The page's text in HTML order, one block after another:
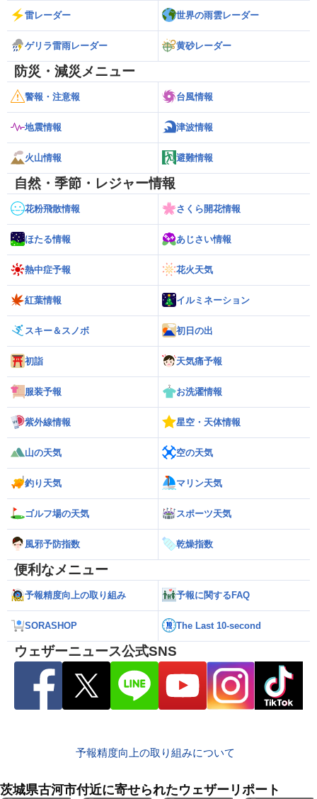
雷レーダー 世界の雨雲レーダー
ゲリラ雷雨レーダー 黄砂レーダー
防災・減災メニュー
警報・注意報 台風情報
地震情報 津波情報
火山情報 避難情報
自然・季節・レジャー情報
花粉飛散情報 さくら開花情報
ほたる情報 あじさい情報
熱中症予報 花火天気
紅葉情報 イルミネーション
スキー＆スノボ 初日の出
初詣 天気痛予報
服装予報 お洗濯情報
紫外線情報 星空・天体情報
山の天気 空の天気
釣り天気 マリン天気
ゴルフ場の天気 スポーツ天気
風邪予防指数 乾燥指数
便利なメニュー
予報精度向上の取り組み 予報に関するFAQ
SORASHOP The Last 10-second
ウェザーニュース公式SNS
予報精度向上の取り組みについて
茨城県古河市付近に寄せられたウェザーリポート
8月10日
8月10日
8月10日
8月10日